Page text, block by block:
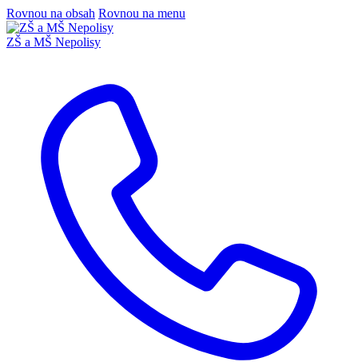
Rovnou na obsah Rovnou na menu
ZŠ a MŠ Nepolisy